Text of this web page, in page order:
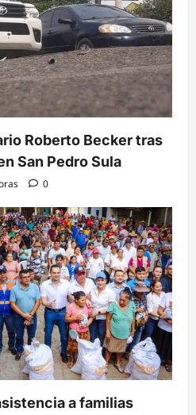
Roberto Becker tras
San Pedro Sula
0
a familias